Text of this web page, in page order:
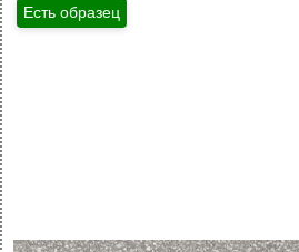
Есть образец